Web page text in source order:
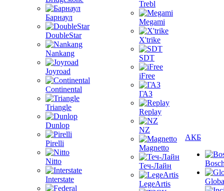
Барнаул
DoubleStar
Nankang
Joyroad
Continental
Triangle
Dunlop
Pirelli
Nitto
Interstate
Trebl
Megami
X'trike
SDT
iFree
ГАЗ
Replay
NZ
Magnetto
Теч-Лайн
LegeArtis
АКБ